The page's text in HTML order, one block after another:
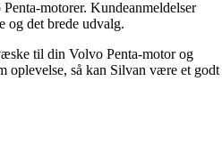
motorer. Kundeanmeldelser
og det brede udvalg.
til din Volvo Penta-motor og
oplevelse, så kan Silvan være et godt